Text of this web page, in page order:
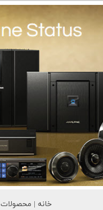
خانه | محصولات